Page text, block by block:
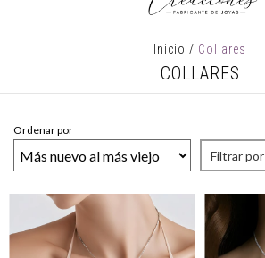
Inicio / Collares
COLLARES
Ordenar por
Filtrar por